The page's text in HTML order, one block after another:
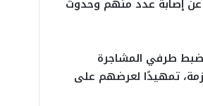
عن إصابة عدد منهم وحدوث
ضبط طرفي المشاجرة
تمهيدًا لعرضهم على